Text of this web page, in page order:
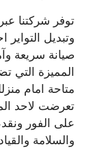
توفر شركتنا
وتبديل التواير
صيانة سريعة
المميزة التي
متاحة امام
تعرضت لاحد
على الفور
والسلامة